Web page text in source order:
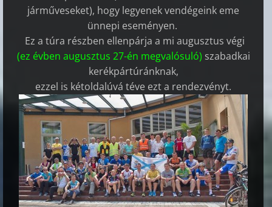
járműveseket), hogy legyenek vendégeink eme
ünnepi eseményen.
Ez a túra részben ellenpárja a mi augusztus végi
(ez évben augusztus 27-én megvalósuló) szabadkai
kerékpártúránknak,
ezzel is kétoldalúvá téve ezt a rendezvényt.